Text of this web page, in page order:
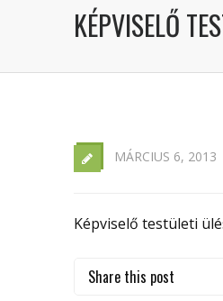
KÉPVISELŐ
MÁRCIUS 6, 2013
Képviselő testületi
Share this post